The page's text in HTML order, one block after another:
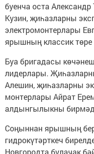
буенча оста
Кузин, җиһазларны
электромонтерлары
ярышның классик
Буа бригадасы
лидерлары.
Алешин, җиһазларны
монтерлары Айрат
алдынгылыкны
Соңыннан ярышның
гидрокүтәрткеч
Новгородта булачак